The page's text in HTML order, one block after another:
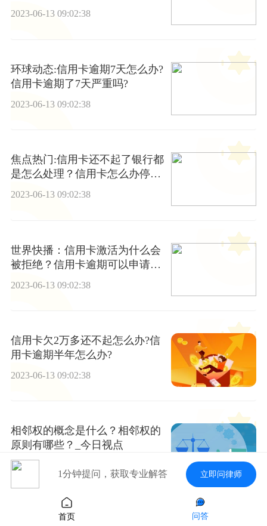
可以不？
2023-06-13 09:02:38
环球动态:信用卡逾期7天怎么办?
信用卡逾期了7天严重吗?
2023-06-13 09:02:38
焦点热门:信用卡还不起了银行都
是怎么处理？信用卡怎么办停息
挂账还款？
2023-06-13 09:02:38
世界快播：信用卡激活为什么会
被拒绝？信用卡逾期可以申请停
2023-06-13 09:02:38
信用卡欠2万多还不起怎么办?信
用卡逾期半年怎么办?
2023-06-13 09:02:38
相邻权的概念是什么？相邻权的
原则有哪些？_今日视点
2023-06-13 09:02:38
信用卡分期还款会不会影响征
1分钟提问，获取专业解答 立即问律师
首页 问答